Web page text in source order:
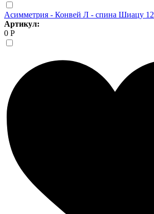
Асимметрия - Конвей Л - спина Шиацу 12
Артикул:
0 Р